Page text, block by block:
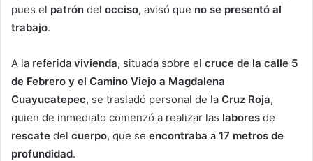
pues el patrón del occiso, avisó que no se presentó al
trabajo.
A la referida vivienda, situada sobre el cruce de la calle 5
de Febrero y el Camino Viejo a Magdalena
Cuayucatepec, se trasladó personal de la Cruz Roja,
quien de inmediato comenzó a realizar las labores de
rescate del cuerpo, que se encontraba a 17 metros de
profundidad.